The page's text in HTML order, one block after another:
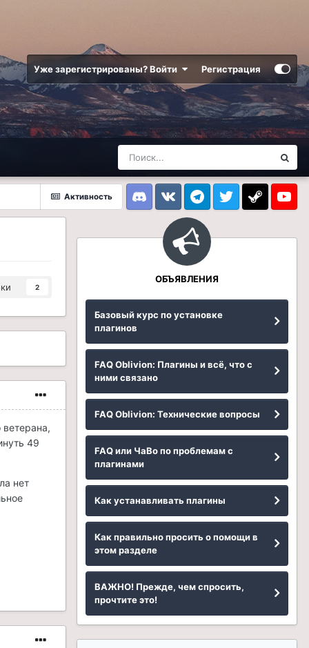
Уже зарегистрированы? Войти Регистрация
Активность
DiscordVK TelegramTwitter Steam
2
49
нет
ОБЪЯВЛЕНИЯ
Базовый курс по установке
плагинов
FAQ Oblivion: Плагины и всё, что с
ними связано
FAQ Oblivion: Технические вопросы
FAQ или ЧаВо по проблемам с
плагинами
Как устанавливать плагины
Как правильно просить о помощи в
этом разделе
ВАЖНО! Прежде, чем спросить,
прочтите это!